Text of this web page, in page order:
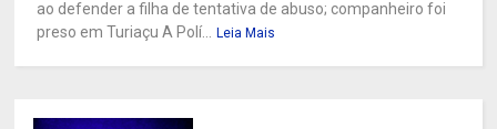
ao defender a filha de tentativa de abuso; companheiro foi
preso em Turiaçu A Polí...
Leia Mais